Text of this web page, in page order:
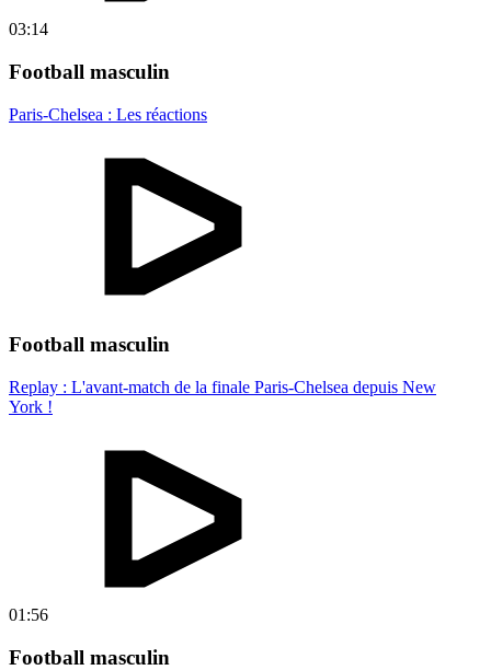
03:14
Football masculin
Paris-Chelsea : Les réactions
Football masculin
Replay : L'avant-match de la finale Paris-Chelsea depuis New
York !
01:56
Football masculin